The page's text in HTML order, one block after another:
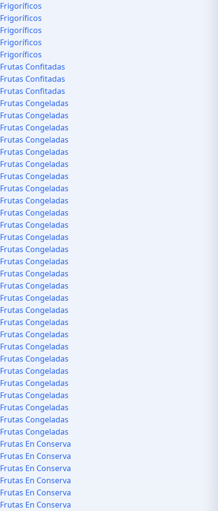
Frigoríficos
Frigoríficos
Frigoríficos
Frigoríficos
Frigoríficos
Frutas Confitadas
Frutas Confitadas
Frutas Confitadas
Frutas Congeladas
Frutas Congeladas
Frutas Congeladas
Frutas Congeladas
Frutas Congeladas
Frutas Congeladas
Frutas Congeladas
Frutas Congeladas
Frutas Congeladas
Frutas Congeladas
Frutas Congeladas
Frutas Congeladas
Frutas Congeladas
Frutas Congeladas
Frutas Congeladas
Frutas Congeladas
Frutas Congeladas
Frutas Congeladas
Frutas Congeladas
Frutas Congeladas
Frutas Congeladas
Frutas Congeladas
Frutas Congeladas
Frutas Congeladas
Frutas Congeladas
Frutas Congeladas
Frutas Congeladas
Frutas Congeladas
Frutas En Conserva
Frutas En Conserva
Frutas En Conserva
Frutas En Conserva
Frutas En Conserva
Frutas En Conserva